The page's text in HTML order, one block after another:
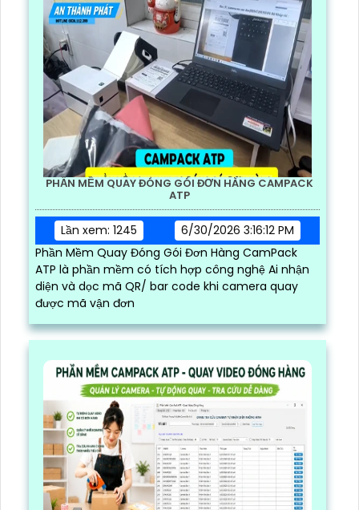
PHẦN MỀM QUAY ĐÓNG GÓI ĐƠN HÀNG CAMPACK
ATP
Lần xem: 1245
6/30/2026 3:16:12 PM
Phần Mềm Quay Đóng Gói Đơn Hàng CamPack
ATP là phần mềm có tích hợp công nghệ Ai nhận
diện và dọc mã QR/ bar code khi camera quay
được mã vận đơn